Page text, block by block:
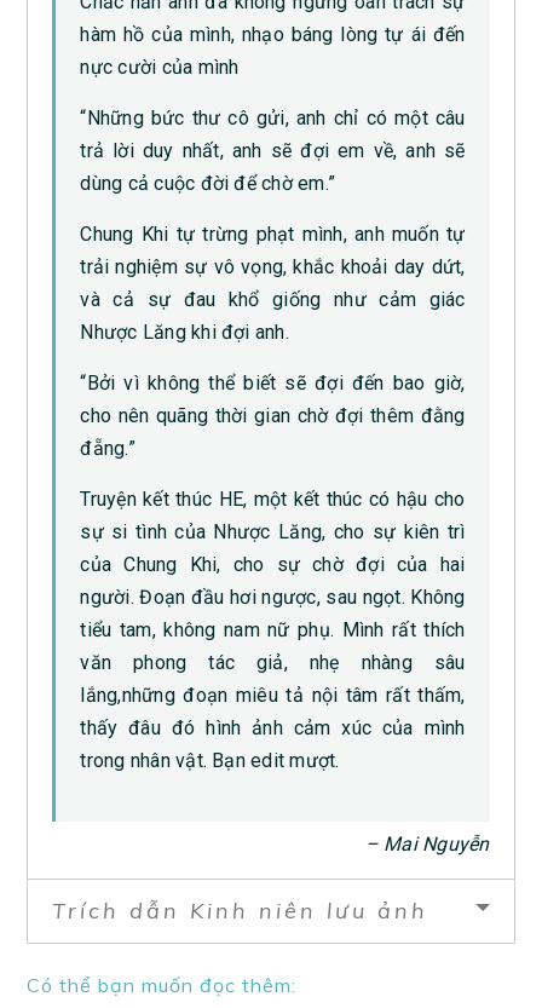
hàm hồ của mình, nhạo báng lòng tự ái đến
nực cười của mình
“Những bức thư cô gửi, anh chỉ có một câu
trả lời duy nhất, anh sẽ đợi em về, anh sẽ
dùng cả cuộc đời để chờ em.”
Chung Khi tự trừng phạt mình, anh muốn tự
trải nghiệm sự vô vọng, khắc khoải day dứt,
và cả sự đau khổ giống như cảm giác
Nhược Lăng khi đợi anh.
“Bởi vì không thể biết sẽ đợi đến bao giờ,
cho nên quãng thời gian chờ đợi thêm đằng
đẵng.”
Truyện kết thúc HE, một kết thúc có hậu cho
sự si tình của Nhược Lăng, cho sự kiên trì
của Chung Khi, cho sự chờ đợi của hai
người. Đoạn đầu hơi ngược, sau ngọt. Không
tiểu tam, không nam nữ phụ. Mình rất thích
văn phong tác giả, nhẹ nhàng sâu
lắng,những đoạn miêu tả nội tâm rất thấm,
thấy đâu đó hình ảnh cảm xúc của mình
trong nhân vật. Bạn edit mượt.
– Mai Nguyễn
Trích dẫn Kinh niên lưu ảnh
Có thể bạn muốn đọc thêm: